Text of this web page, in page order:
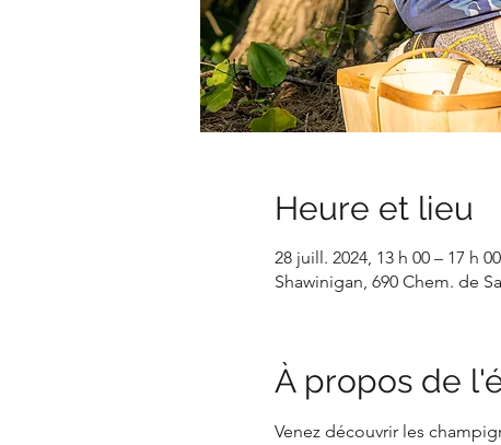
Heure et lieu
28 juill. 2024, 13 h 00 – 17 h 00
Shawinigan, 690 Chem. de
À propos de
Venez découvrir les